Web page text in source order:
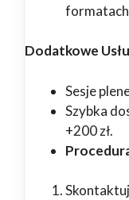
Dodatkowe
Sesje
Szybka
+200 zł.